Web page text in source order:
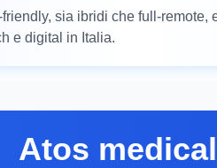
sia ibridi che full-remote,
e digital in Italia.
Atos